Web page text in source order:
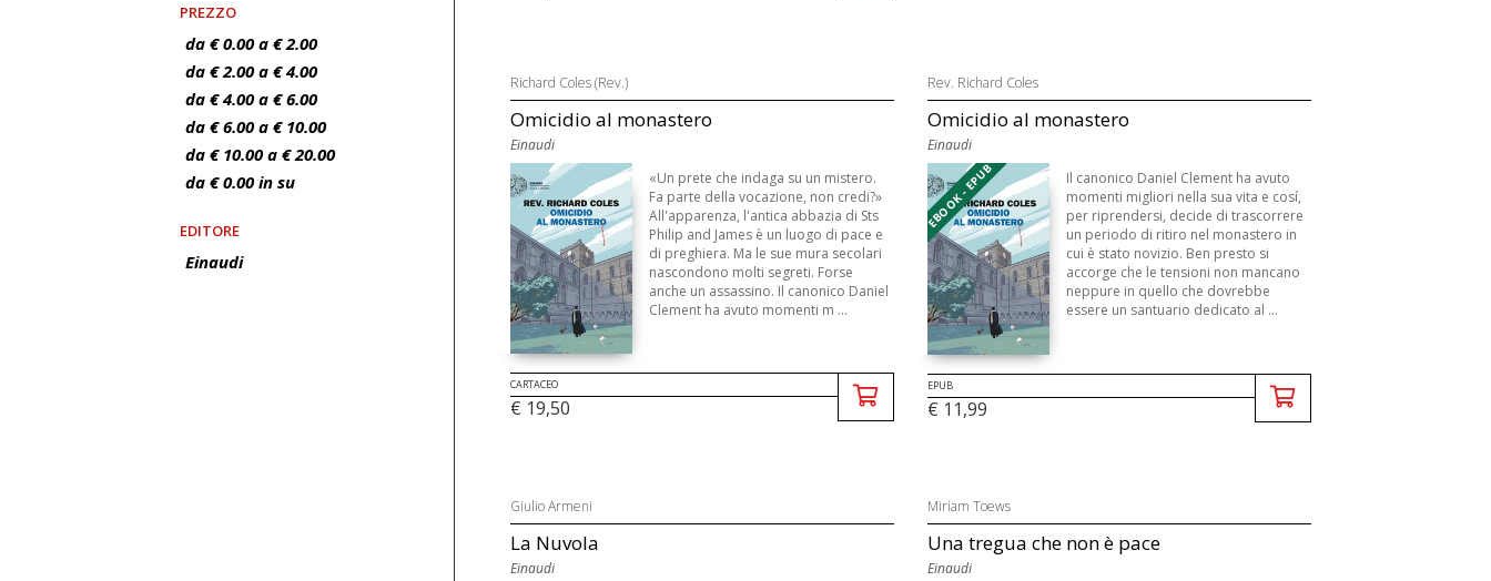
PREZZO
da € 0.00 a € 2.00
da € 2.00 a € 4.00
da € 4.00 a € 6.00
da € 6.00 a € 10.00
da € 10.00 a € 20.00
da € 0.00 in su
EDITORE
Einaudi
Richard Coles (Rev.)
Omicidio al monastero
Einaudi
«Un prete che indaga su un mistero.
Fa parte della vocazione, non credi?»
All'apparenza, l'antica abbazia di Sts
Philip and James è un luogo di pace e
di preghiera. Ma le sue mura secolari
nascondono molti segreti. Forse
anche un assassino. Il canonico Daniel
Clement ha avuto momenti m ...
CARTACEO
€ 19,50
Rev. Richard Coles
Omicidio al monastero
Einaudi
EBOOK - EPUB
Il canonico Daniel Clement ha avuto
momenti migliori nella sua vita e cosí,
per riprendersi, decide di trascorrere
un periodo di ritiro nel monastero in
cui è stato novizio. Ben presto si
accorge che le tensioni non mancano
neppure in quello che dovrebbe
essere un santuario dedicato al ...
EPUB
€ 11,99
Giulio Armeni
La Nuvola
Einaudi
Miriam Toews
Una tregua che non è pace
Einaudi